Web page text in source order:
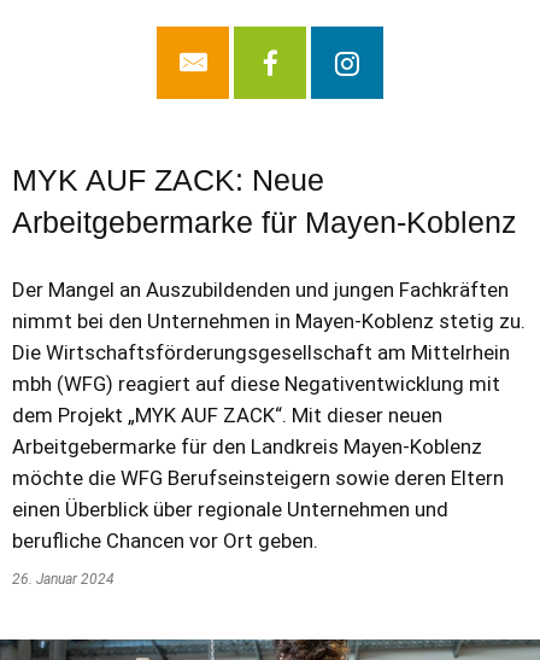
MYK AUF ZACK: Neue
Arbeitgebermarke für Mayen-Koblenz
Der Mangel an Auszubildenden und jungen Fachkräften
nimmt bei den Unternehmen in Mayen-Koblenz stetig zu.
Die Wirtschaftsförderungsgesellschaft am Mittelrhein
mbh (WFG) reagiert auf diese Negativentwicklung mit
dem Projekt „MYK AUF ZACK“. Mit dieser neuen
Arbeitgebermarke für den Landkreis Mayen-Koblenz
möchte die WFG Berufseinsteigern sowie deren Eltern
einen Überblick über regionale Unternehmen und
berufliche Chancen vor Ort geben.
26. Januar 2024